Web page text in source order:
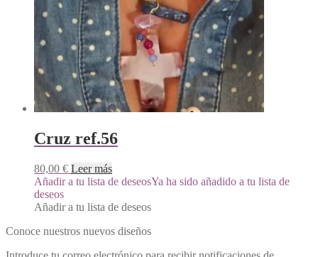
Cruz ref.56
80,00 € Leer más
Añadir a tu lista de deseosYa ha sido añadido a tu lista de
deseos
Añadir a tu lista de deseos
Conoce nuestros nuevos diseños